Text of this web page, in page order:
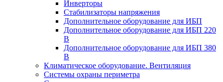
Инверторы
Стабилизаторы напряжения
Дополнительное оборудование для ИБП
Дополнительное оборудование для ИБП 220
В
Дополнительное оборудование для ИБП 380
В
Климатическое оборудование. Вентиляция
Системы охраны периметра